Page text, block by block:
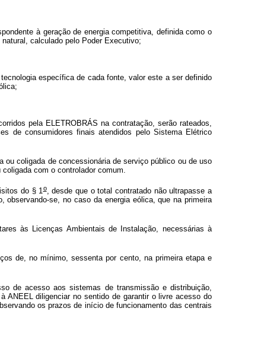
à geração de energia competitiva, definida como o
calculado pelo Poder Executivo;
específica de cada fonte, valor este a ser definido
pela ELETROBRÁS na contratação, serão rateados,
de consumidores finais atendidos pelo Sistema Elétrico
ou coligada de concessionária de serviço público ou de uso
com o controlador comum.
do § 1o, desde que o total contratado não ultrapasse a
observando-se, no caso da energia eólica, que na primeira
às Licenças Ambientais de Instalação, necessárias à
de, no mínimo, sessenta por cento, na primeira etapa e
de acesso aos sistemas de transmissão e distribuição,
ANEEL diligenciar no sentido de garantir o livre acesso do
os prazos de início de funcionamento das centrais